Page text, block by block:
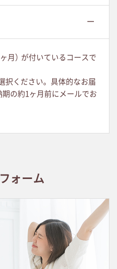
月 ） が付いているコースで
択ください。具体的なお届
期の約1ヶ月前にメールでお
ォーム